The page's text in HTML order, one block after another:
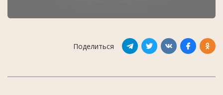
Поделиться